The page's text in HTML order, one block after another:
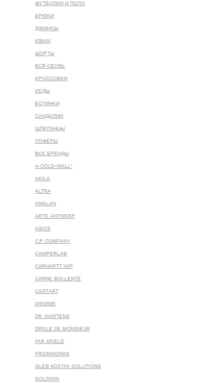
ФУТБОЛКИ И ПОЛО
БРЮКИ
ДЖИНСЫ
ЮБКИ
ШОРТЫ
ВСЯ ОБУВЬ
КРОССОВКИ
КЕДЫ
БОТИНКИ
САНДАЛИИ
ШЛЕПАНЦЫ
ЛОФЕРЫ
ВСЕ БРЕНДЫ
A-COLD-WALL*
AKILA
ALTRA
ANGLAN
ARTE ANTWERP
ASICS
C.P. COMPANY
CAMPERLAB
CARHARTT WIP
CARNE BOLLENTE
CASTART
DIEMME
DR. MARTENS
DROLE DE MONSIEUR
FAR AFIELD
FRIZMWORKS
GLEB KOSTIN .SOLUTIONS
GOLDWIN